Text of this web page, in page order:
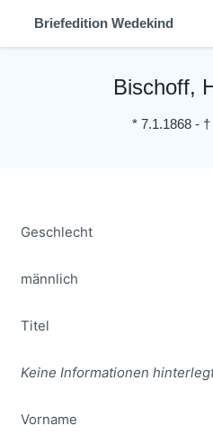
Briefedition Wedekind
Bischoff,
* 7.1.1868- †
Geschlecht
männlich
Titel
Keine Informationen
Vorname